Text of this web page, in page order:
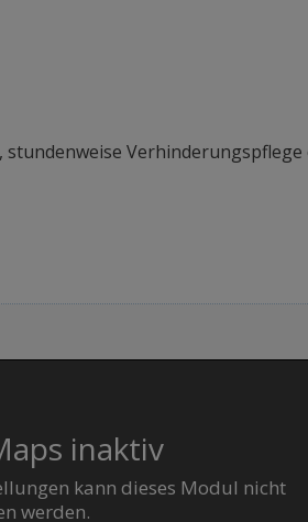
stundenweise Verhinderungspflege
inaktiv
kann dieses Modul nicht
werden.